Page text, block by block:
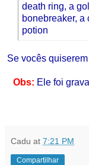
death ring, a
bonebreaker, a
potion
Se vocês
Obs: Ele foi
Cadu at 7:21 PM
Compartilhar